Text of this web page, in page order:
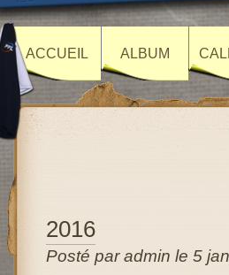
ACCUEIL ALBUM
2016
Posté par admin le 5